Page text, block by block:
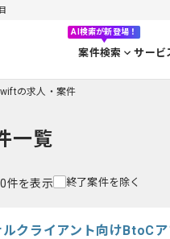
AI検索が新登場！
案件検索 サービ
の求人・案件
一覧
件を表示 終了案件を除く
クライアント向けBtoC